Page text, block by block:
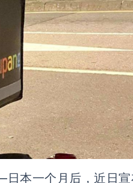
本一个月后，近日宣